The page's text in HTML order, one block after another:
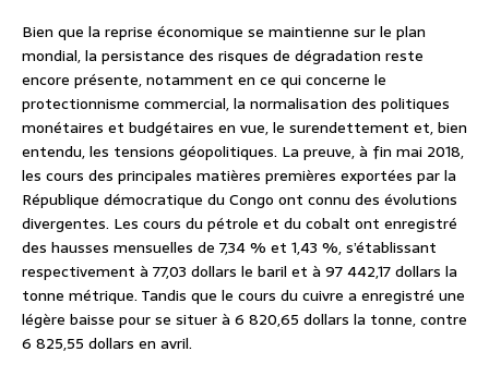
Bien que la reprise économique se maintienne sur le plan
mondial, la persistance des risques de dégradation reste
encore présente, notamment en ce qui concerne le
protectionnisme commercial, la normalisation des politiques
monétaires et budgétaires en vue, le surendettement et, bien
entendu, les tensions géopolitiques. La preuve, à fin mai 2018,
les cours des principales matières premières exportées par la
République démocratique du Congo ont connu des évolutions
divergentes. Les cours du pétrole et du cobalt ont enregistré
des hausses mensuelles de 7,34 % et 1,43 %, s’établissant
respectivement à 77,03 dollars le baril et à 97 442,17 dollars la
tonne métrique. Tandis que le cours du cuivre a enregistré une
légère baisse pour se situer à 6 820,65 dollars la tonne, contre
6 825,55 dollars en avril.